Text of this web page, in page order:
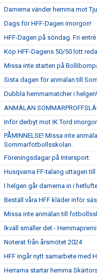
Damerna vänder hemma mot
Dags för HFF-Dagen imorgon!
HFF-Dagen på söndag. Fri
Köp HFF-Dagens 50/50 lott
Missa inte starten på
Sista dagen för anmälan till
Dubbla hemmamatcher i helgen!
ANMÄLAN
Inför derbyt mot IK Tord
PÅMINNELSE! Missa inte
Sommarfotbollsskolan.
Föreningsdagar på Intersport.
Husqvarna FF-talang uttagen till
I helgen går damerna in i
Beställ våra HFF kläder inför
Missa inte anmälan till
Ikväll smäller det -
Noterat från årsmötet 2024
HFF ingår nytt samarbete med
Herrarna startar hemma